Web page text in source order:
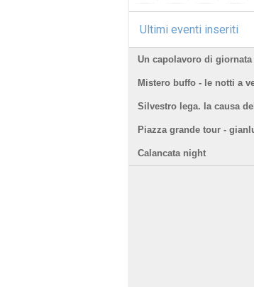
Ultimi eventi inseriti
Un capolavoro di giornata
Mistero buffo - le notti a
Silvestro lega. la causa
Piazza grande tour -
Calancata night